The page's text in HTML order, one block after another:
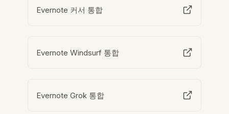
Evernote 커서 통합
Evernote Windsurf 통합
Evernote Grok 통합